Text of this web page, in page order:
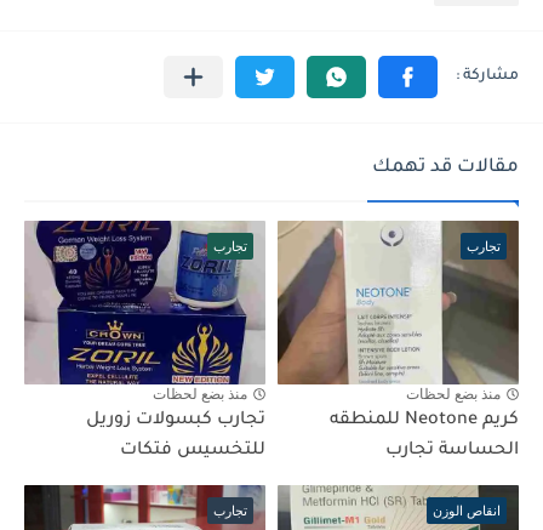
مقالات قد تهمك
تجارب
منذ بضع لحظات
كريم Neotone للمنطقه
الحساسة تجارب
تجارب
منذ بضع لحظات
تجارب كبسولات زوريل
للتخسيس فتكات
انقاص الوزن تجارب